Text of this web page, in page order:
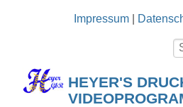
Impressum|
HEYER'S